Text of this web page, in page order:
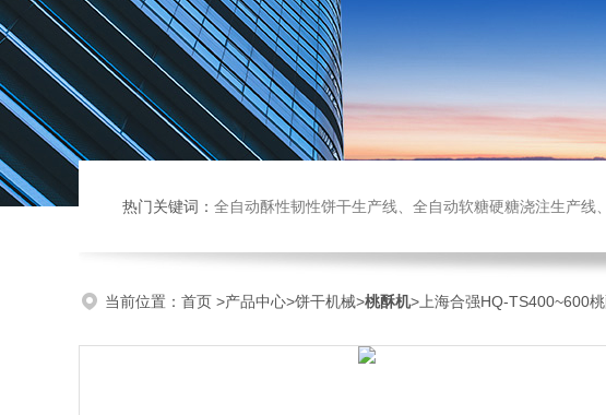
热门关键词： 全自动酥性韧性饼干生产线、全自动软糖硬糖浇注生产线、巧克力浇注生产线、桃酥饼干机、多功能曲奇机、热风旋转炉、蛋糕成型机、全自动蛋卷
当前位置： 首页 >产品中心>饼干机械>桃酥机>上海合强HQ-TS400~600